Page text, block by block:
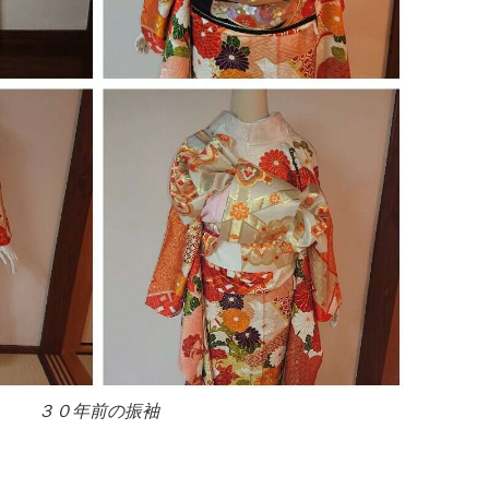
３０年前の振袖